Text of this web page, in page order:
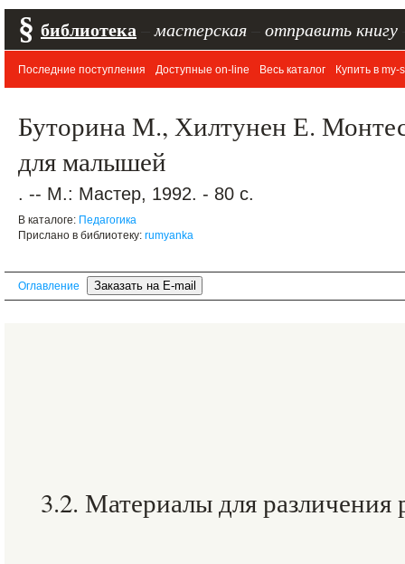
§ библиотека мастерская отправить книгу
Последние поступления Доступные on-line Весь каталог Купить в my-
Буторина М., Хилтунен Е.
для малышей
. -- М.: Мастер, 1992. - 80 с.
В каталоге: Педагогика
Прислано в библиотеку: rumyanka
Оглавление
3.2. Материалы для различения